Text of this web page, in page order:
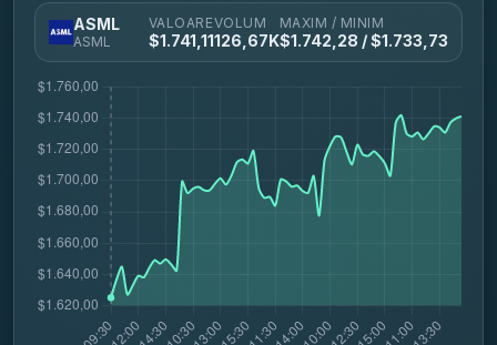
ASML
ASML
VALOARE
$1.741,11
VOLUM
126,67K
MAXIM / MINIM
$1.742,28 / $1.733,73